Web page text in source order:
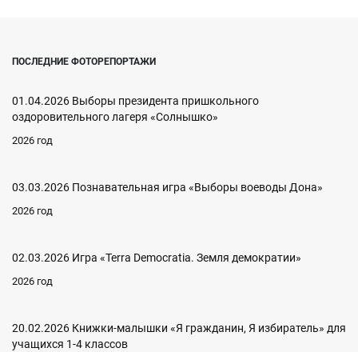
ПОСЛЕДНИЕ ФОТОРЕПОРТАЖИ
01.04.2026 Выборы президента пришкольного
оздоровительного лагеря «Солнышко»
2026 год
03.03.2026 Познавательная игра «Выборы воеводы Дона»
2026 год
02.03.2026 Игра «Terra Democratia. Земля демократии»
2026 год
20.02.2026 Книжки-малышки «Я гражданин, Я избиратель» для
учащихся 1-4 классов